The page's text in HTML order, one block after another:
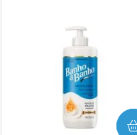
Laboratório
Por Menos
COMPRAR